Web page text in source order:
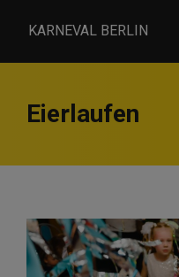
KARNEVAL BERLIN
Eierlaufen